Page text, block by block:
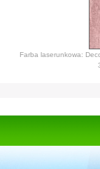
Farba laserunkowa: